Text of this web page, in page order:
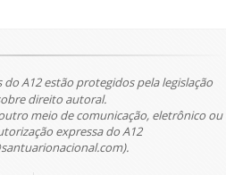
A12 estão protegidos pela legislação
direito autoral.
meio de comunicação, eletrônico ou
expressa do A12